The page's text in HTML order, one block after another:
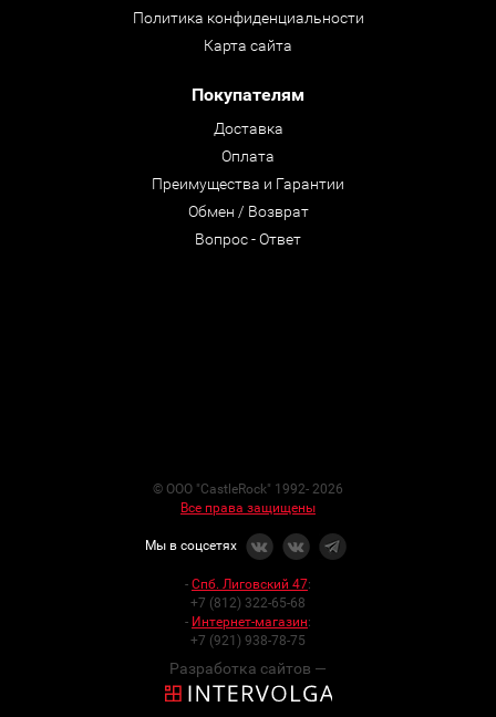
Политика конфиденциальности
Карта сайта
Покупателям
Доставка
Оплата
Преимущества и Гарантии
Обмен / Возврат
Вопрос - Ответ
© ООО "CastleRock" 1992- 2026
Все права защищены
Мы в соцсетях
- Спб. Лиговский 47:
+7 (812) 322-65-68
- Интернет-магазин:
+7 (921) 938-78-75
Разработка сайтов —